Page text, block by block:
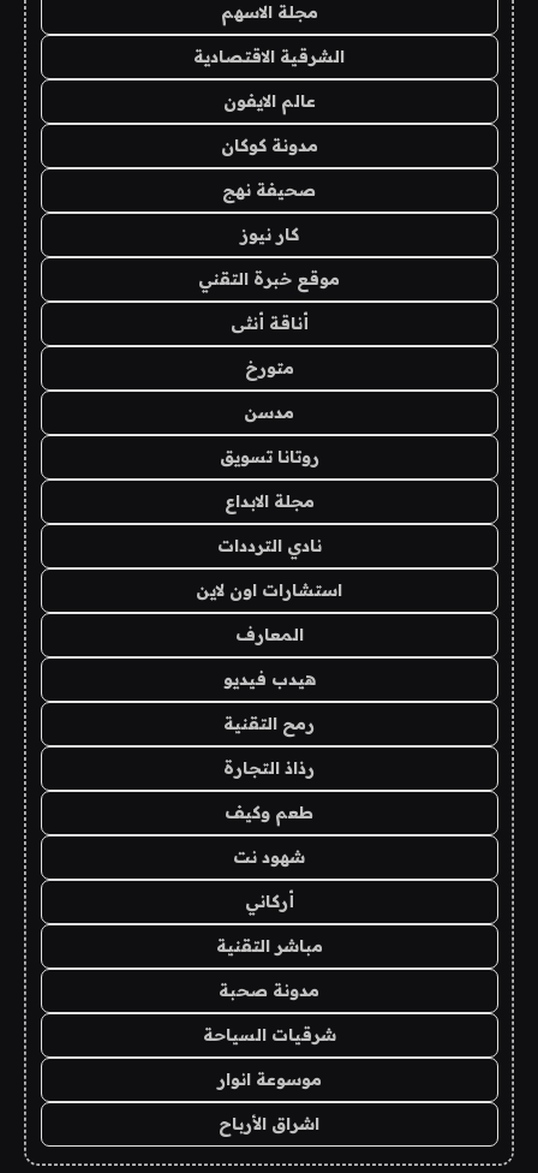
مجلة الاسهم
الشرقية الاقتصادية
عالم الايفون
مدونة كوكان
صحيفة نهج
كار نيوز
موقع خبرة التقني
أناقة أنثى
متورخ
مدسن
روتانا تسويق
مجلة الابداع
نادي الترددات
استشارات اون لاين
المعارف
هيدب فيديو
رمح التقنية
رذاذ التجارة
طعم وكيف
شهود نت
أركاني
مباشر التقنية
مدونة صحبة
شرقيات السياحة
موسوعة انوار
اشراق الأرباح